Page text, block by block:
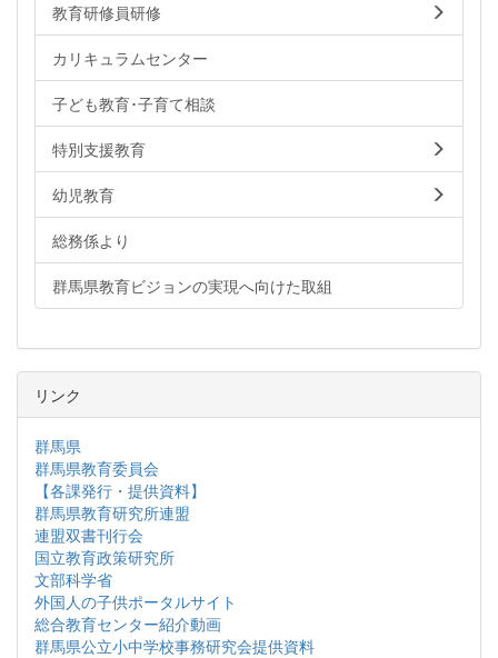
教育研修員研修
カリキュラムセンター
子ども教育･子育て相談
特別支援教育
幼児教育
総務係より
群馬県教育ビジョンの実現へ向けた取組
リンク
群馬県
群馬県教育委員会
【各課発行・提供資料】
群馬県教育研究所連盟
連盟双書刊行会
国立教育政策研究所
文部科学省
外国人の子供ポータルサイト
総合教育センター紹介動画
群馬県公立小中学校事務研究会提供資料